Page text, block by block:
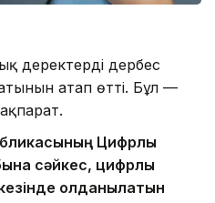
деректердің дербес
атап өтті. Бұл —
Цифрлық
сәйкес, цифрлық
қолданылатын